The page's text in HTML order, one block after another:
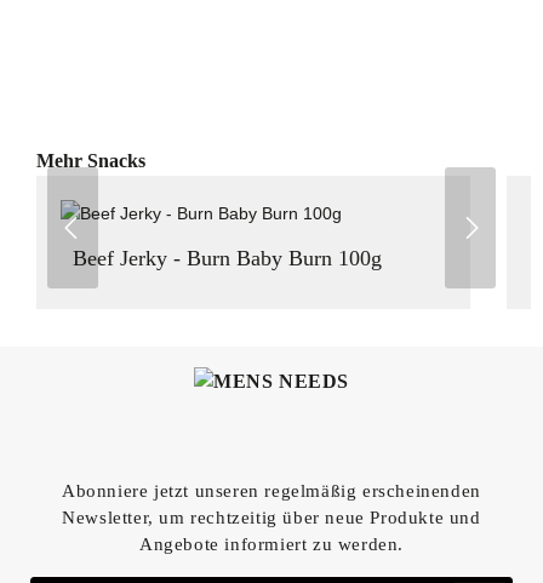
Produktgalerie überspringen
Mehr Snacks
Beef Jerky - Burn Baby Burn 100g
Abonniere jetzt unseren regelmäßig erscheinenden
Newsletter, um rechtzeitig über neue Produkte und
Angebote informiert zu werden.